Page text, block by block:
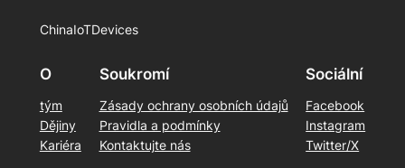
ChinaIoTDevices
O
tým
Dějiny
Kariéra
Soukromí
Zásady ochrany osobních údajů
Pravidla a podmínky
Kontaktujte nás
Sociální
Facebook
Instagram
Twitter/X